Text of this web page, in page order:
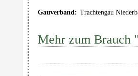
Gauverband: Trachtengau
Mehr zum Brauch